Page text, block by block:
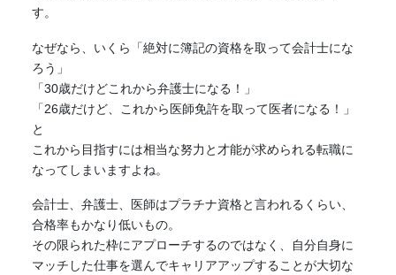
す。
なぜなら、いくら「絶対に簿記の資格を取って会計士にな
ろう」
「30歳だけどこれから弁護士になる！」
「26歳だけど、これから医師免許を取って医者になる！」
と
これから目指すには相当な努力と才能が求められる転職に
なってしまいますよね。
会計士、弁護士、医師はプラチナ資格と言われるくらい、
合格率もかなり低いもの。
その限られた枠にアプローチするのではなく、自分自身に
マッチ した仕事を選んでキャリアアップすることが大切な